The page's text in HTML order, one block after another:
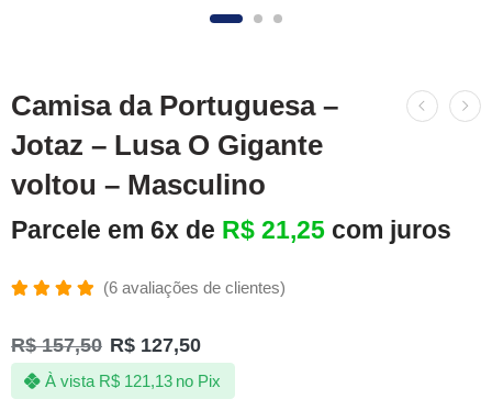
Camisa da Portuguesa –
Jotaz – Lusa O Gigante
voltou – Masculino
Parcele em 6x de R$ 21,25 com juros
5.00de 5,
com
baseado
em
(6avaliações de clientes)
R$157,50 R$ 127,50
À vista R$121,13 no Pix